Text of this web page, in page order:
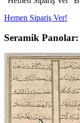
Hemen Sipariş Ver!
Seramik